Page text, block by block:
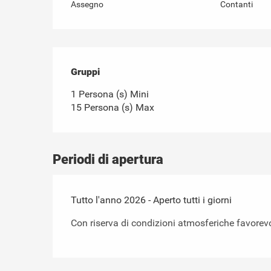
Assegno Contanti
Gruppi
Gruppi
1 Persona (s) Mini
15 Persona (s) Max
Periodi di apertura
Tutto l'anno 2026 - Aperto tutti i giorni
Con riserva di condizioni atmosferiche